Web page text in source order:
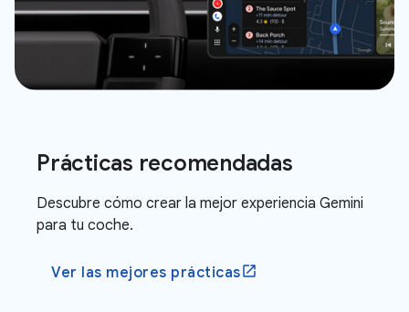
Prácticas recomendadas
Descubre cómo crear la mejor experiencia Gemini
para tu coche.
Ver las mejores prácticas